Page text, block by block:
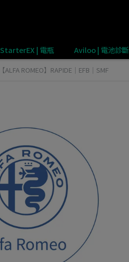
StarterEX | 電瓶 Aviloo | 電池診斷
【ALFA ROMEO】RAPIDE｜EFB｜SMF